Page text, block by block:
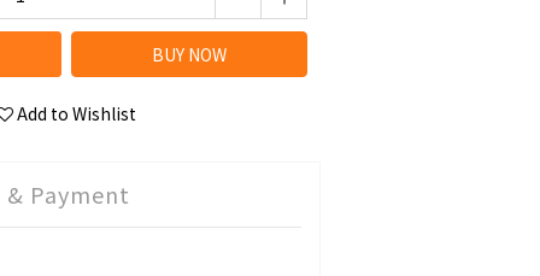
BUY NOW
Add to Wishlist
Payment